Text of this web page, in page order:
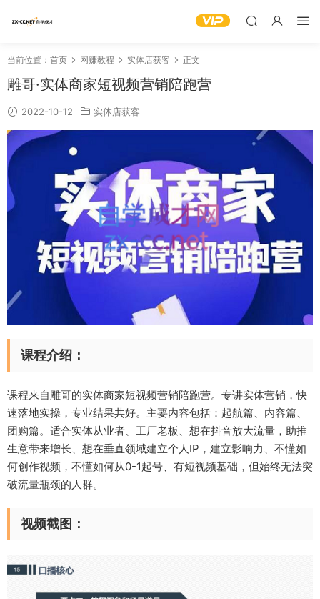
当前位置： 首页 网赚教程 实体店获客 正文
雕哥·实体商家短视频营销陪跑营
2022-10-12 实体店获客
课程介绍：
课程来自雕哥的实体商家短视频营销陪跑营。专讲实体营销，快
速落地实操，专业结果共好。主要内容包括：起航篇、内容篇、
团购篇。适合实体从业者、工厂老板、想在抖音放大流量，助推
生意带来增长、想在垂直领域建立个人IP，建立影响力、不懂如
何创作视频，不懂如何从0-1起号、有短视频基础，但始终无法突
破流量瓶颈的人群。
视频截图：